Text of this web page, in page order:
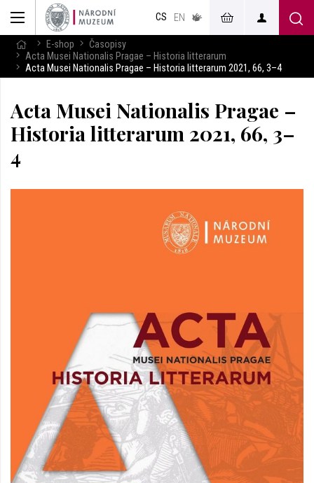
CS EN
v českém
jazyce
E-shop
Časopisy
Acta Musei Nationalis Pragae – Historia litterarum
Acta Musei Nationalis Pragae – Historia litterarum 2021, 66, 3–4
Acta Musei Nationalis Pragae –
Historia litterarum 2021, 66, 3–
4